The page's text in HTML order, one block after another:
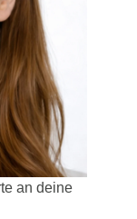
an deine